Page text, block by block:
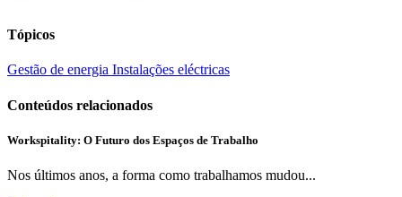
Tópicos
Gestão de energia Instalações eléctricas
Conteúdos relacionados
Workspitality: O Futuro dos Espaços de Trabalho
Nos últimos anos, a forma como trabalhamos mudou...